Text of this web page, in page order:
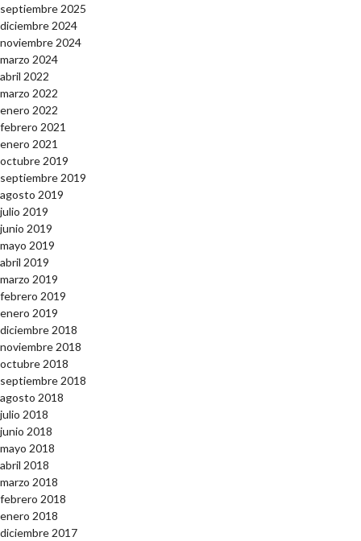
septiembre 2025
diciembre 2024
noviembre 2024
marzo 2024
abril 2022
marzo 2022
enero 2022
febrero 2021
enero 2021
octubre 2019
septiembre 2019
agosto 2019
julio 2019
junio 2019
mayo 2019
abril 2019
marzo 2019
febrero 2019
enero 2019
diciembre 2018
noviembre 2018
octubre 2018
septiembre 2018
agosto 2018
julio 2018
junio 2018
mayo 2018
abril 2018
marzo 2018
febrero 2018
enero 2018
diciembre 2017